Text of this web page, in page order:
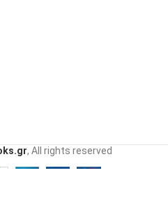
, All rights reserved